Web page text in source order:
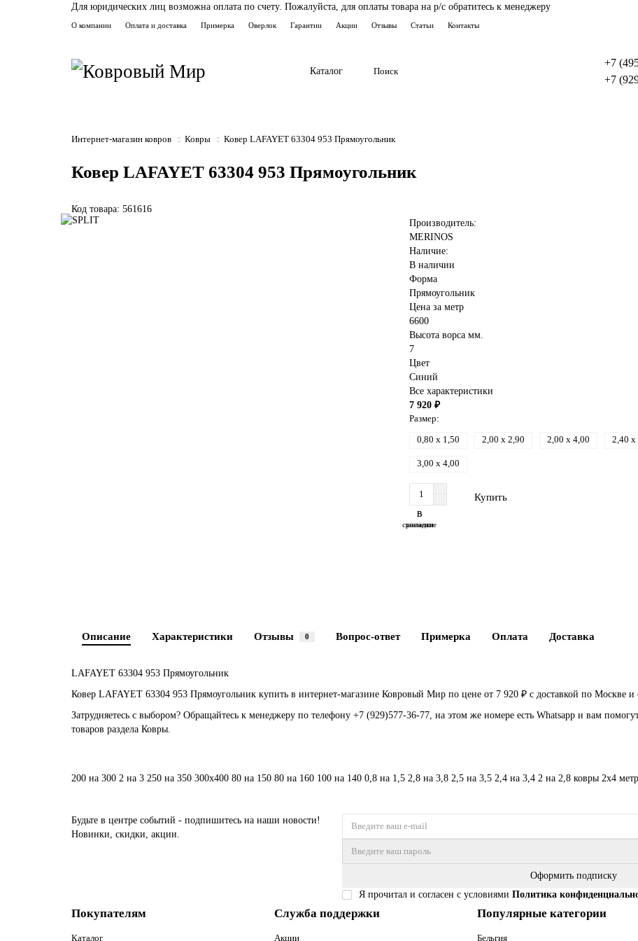
Для юридических лиц возможна оплата по счету. Пожалуйста, для оплаты товара на р/с обратитесь к менеджеру
О компании Оплата и доставка Примерка Оверлок Гарантии Акции Отзывы Статьи Контакты
Каталог
+7
+7
Интернет-магазин ковров Ковры Ковер LAFAYET 63304 953 Прямоугольник
Ковер LAFAYET 63304 953 Прямоугольник
Код товара: 561616
Производитель:
MERINOS
Наличие:
В наличии
Форма
Прямоугольник
Цена за метр
6600
Высота ворса мм.
7
Цвет
Синий
Все характеристики
7 920 ₽
Размер:
0,80 x 1,50 2,00 x 2,90 2,00 x 4,00 2,40 x
3,00 x 4,00
Купить
В
закладки
В
сравнение
Описание Характеристики Отзывы 0 Вопрос-ответ Примерка Оплата Доставка
LAFAYET 63304 953 Прямоугольник
Ковер LAFAYET 63304 953 Прямоугольник купить в интернет-магазине Ковровый Мир по цене от 7 920 ₽ с доставкой по Москве
Затрудняетесь с выбором? Обращайтесь к менеджеру по телефону +7 (929)577-36-77, на этом же номере есть Whatsapp и вам
товаров раздела Ковры.
200 на 300 2 на 3 250 на 350 300х400 80 на 150 80 на 160 100 на 140 0,8 на 1,5 2,8 на 3,8 2,5 на 3,5 2,4 на 3,4 2 на 2,8 ковры 2х4
Будьте в центре событий - подпишитесь на наши новости!
Новинки, скидки, акции.
Оформить подписку
Я прочитал и согласен с условиями Политика
Покупателям
Каталог
Служба поддержки
Акции
Популярные категории
Бельгия